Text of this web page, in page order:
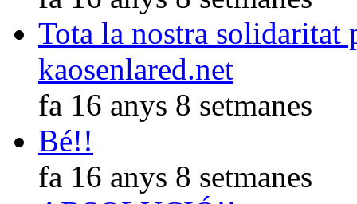
Tota la nostra solidaritat
kaosenlared.net
fa 16 anys 8 setmanes
Bé!!
fa 16 anys 8 setmanes